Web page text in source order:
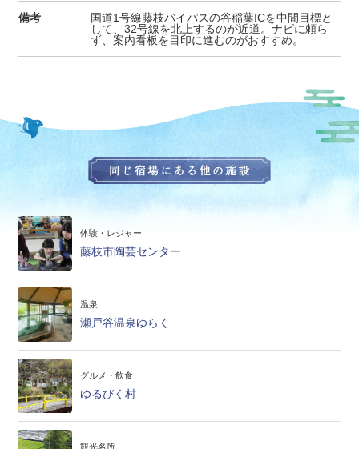
備考
国道1号線藤枝バイパスの谷稲葉ICを中間目標と
して、32号線を北上するのが近道。ナビに頼ら
ず、案内看板を目印に進むのがおすすめ。
体験・レジャー
藤枝市陶芸センター
温泉
瀬戸谷温泉ゆらく
グルメ・飲食
ゆるびく村
観光名所